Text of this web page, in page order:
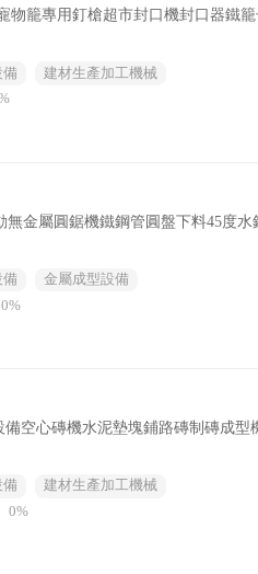
物籠專用釘槍超市封口機封口器鐵
備
建材生產加工機械
無金屬圓鋸機鐵鋼管圓盤下料45度水
備
金屬成型設備
0%
空心磚機水泥墊塊鋪路磚制磚成型
備
建材生產加工機械
0%